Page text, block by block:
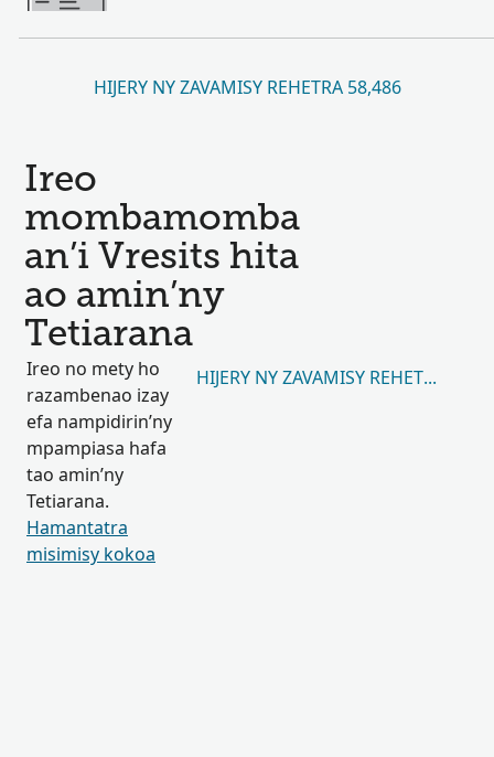
HIJERY NY ZAVAMISY REHETRA 58,486
Ireo
mombamomba
an’i Vresits hita
ao amin’ny
Tetiarana
Ireo no mety ho
razambenao izay
efa nampidirin’ny
mpampiasa hafa
tao amin’ny
Tetiarana.
Hamantatra
misimisy kokoa
HIJERY NY ZAVAMISY REHETRA